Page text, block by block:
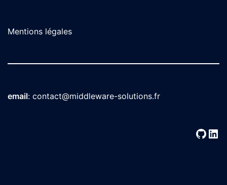
Mentions légales
email: contact@middleware-solutions.fr